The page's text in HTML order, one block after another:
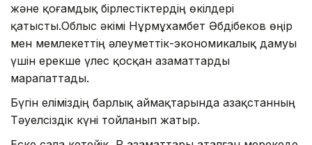
және қоғамдық бірлестіктердің өкілдері
қатысты.Облыс әкімі Нұрмұхамбет Әбдібеков өңір
мен мемлекеттің әлеуметтік-экономикалық дамуы
үшін ерекше үлес қосқан азаматтарды
марапаттады.
Бүгін еліміздің барлық аймақтарында Қазақстанның
Тәуелсіздік күні тойланып жатыр.